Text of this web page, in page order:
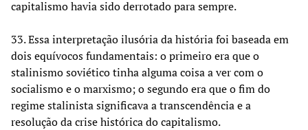
capitalismo havia sido derrotado para sempre.
33. Essa interpretação ilusória da história foi baseada em
dois equívocos fundamentais: o primeiro era que o
stalinismo soviético tinha alguma coisa a ver com o
socialismo e o marxismo; o segundo era que o fim do
regime stalinista significava a transcendência e a
resolução da crise histórica do capitalismo.